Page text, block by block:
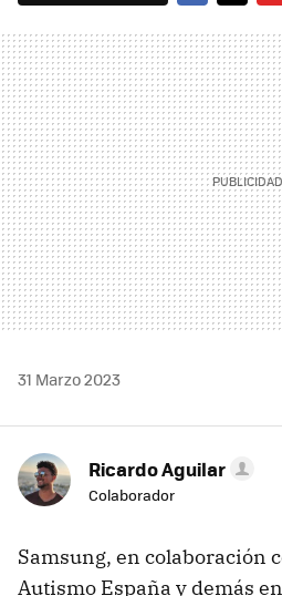
31 Marzo 2023
Ricardo Aguilar
Colaborador
Samsung, en colaboración
Autismo España y demás